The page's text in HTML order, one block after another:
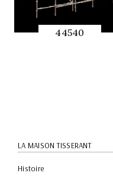
44540
LA MAISON TISSERANT
Histoire